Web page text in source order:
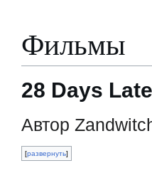
Фильмы
28 Days
Автор
развернуть